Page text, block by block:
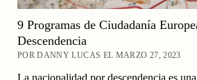
9 Programas de Ciudadanía
Descendencia
POR DANNY LUCAS EL MARZO 27, 2023